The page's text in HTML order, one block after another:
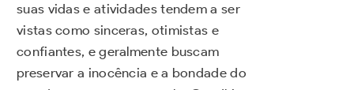
suas vidas e atividades tendem a ser
vistas como sinceras, otimistas e
confiantes, e geralmente buscam
preservar a inocência e a bondade do